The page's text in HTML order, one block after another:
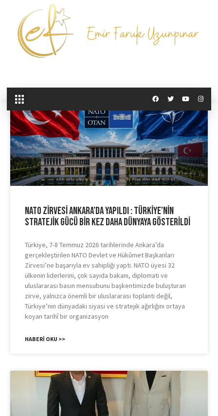
NATO Zirvesi Ankara’da Yapıldı : Türkiye’nin
Stratejik Gücü Bir Kez Daha Dünyaya Gösterildi
Türkiye, 7-8 Temmuz 2026 tarihlerinde Ankara’da
gerçekleştirilen NATO Devlet ve Hükûmet Başkanları
Zirvesi’ne başarıyla ev sahipliği yaptı. NATO üyesi 32
ülkenin liderlerini, çok sayıda bakanı, diplomatı ve
uluslararası basın mensubunu başkentimizde buluşturan
zirve, yalnızca önemli bir uluslararası toplantı değil,
Türkiye’nin dünyadaki siyasi ve stratejik ağırlığını ortaya
koyan tarihî bir organizasyon
HABERI OKU >>